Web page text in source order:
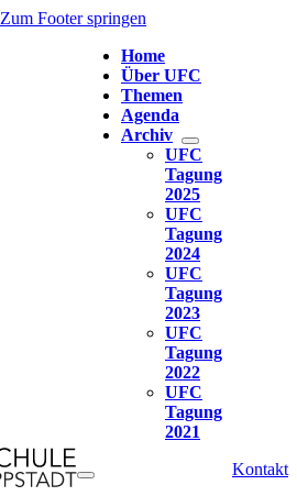
Zum Footer springen
Home
Über UFC
Themen
Agenda
Archiv
UFC
Tagung
2025
UFC
Tagung
2024
UFC
Tagung
2023
UFC
Tagung
2022
UFC
Tagung
2021
Kontakt